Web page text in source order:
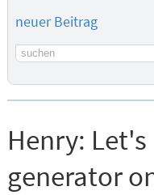
neuer Beitrag
Suchbegriff
Henry:
generator